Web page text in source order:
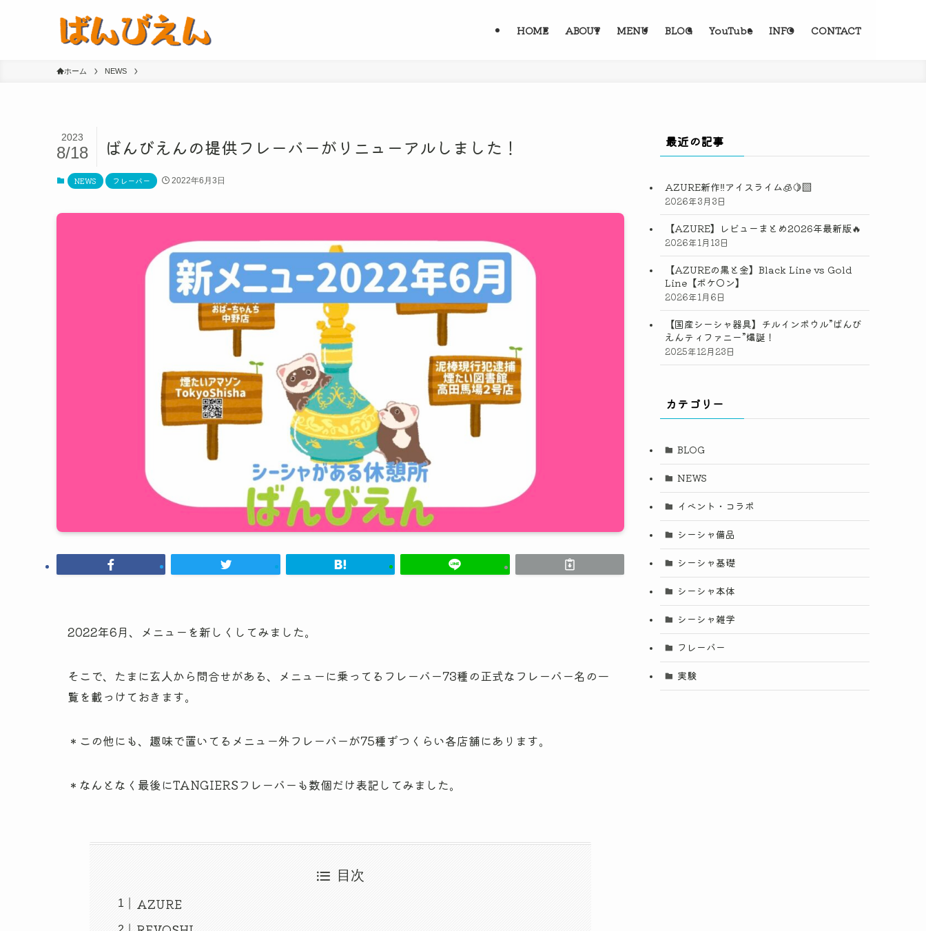
HOME ABOUT MENU BLOG YouTube INFO CONTACT
ホーム NEWS
ばんびえんの提供フレーバーがリニューアルしました！
2023
8/18
NEWS フレーバー 2022年6月3日
2022年6月、メニューを新しくしてみました。
そこで、たまに玄人から問合せがある、メニューに乗ってるフレーバー73種の正式なフレーバー名の一
覧を載っけておきます。
＊この他にも、趣味で置いてるメニュー外フレーバーが75種ずつくらい各店舗にあります。
＊なんとなく最後にTANGIERSフレーバーも数個だけ表記してみました。
目次
AZURE
最近の記事
AZURE新作‼️アイスライム🧊🍋‍🟩
2026年3月3日
【AZURE】レビューまとめ2026年最新版🔥
2026年1月13日
【AZUREの黒と金】Black Line vs Gold
Line【ポケ◯ン】
2026年1月6日
【国産シーシャ器具】チルインボウル”ばんび
えんティファニー”爆誕！
2025年12月23日
カテゴリー
BLOG
NEWS
イベント・コラボ
シーシャ備品
シーシャ基礎
シーシャ本体
シーシャ雑学
フレーバー
実験